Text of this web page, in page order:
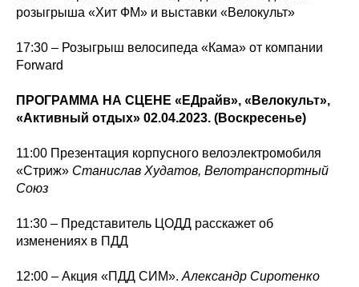
розыгрыша «Хит ФМ» и выставки «Велокульт»
17:30 – Розыгрыш велосипеда «Кама» от компании
Forward
ПРОГРАММА НА СЦЕНЕ «ЕДрайв», «Велокульт»,
«Активный отдых» 02.04.2023. (Воскресенье)
11:00 Презентация корпусного велоэлектромобиля
«Стриж» Станислав Худатов, Велотранспортный
Союз
11:30 – Представитель ЦОДД расскажет об
изменениях в ПДД
12:00 – Акция «ПДД СИМ». Александр Сиротенко